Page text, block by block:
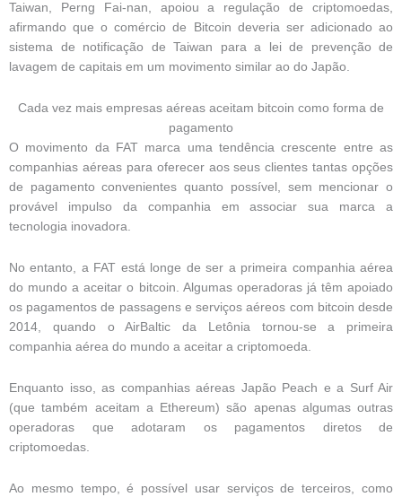
Taiwan, Perng Fai-nan, apoiou a regulação de criptomoedas,
afirmando que o comércio de Bitcoin deveria ser adicionado ao
sistema de notificação de Taiwan para a lei de prevenção de
lavagem de capitais em um movimento similar ao do Japão.
Cada vez mais empresas aéreas aceitam bitcoin como forma de
pagamento
O movimento da FAT marca uma tendência crescente entre as
companhias aéreas para oferecer aos seus clientes tantas opções
de pagamento convenientes quanto possível, sem mencionar o
provável impulso da companhia em associar sua marca a
tecnologia inovadora.
No entanto, a FAT está longe de ser a primeira companhia aérea
do mundo a aceitar o bitcoin. Algumas operadoras já têm apoiado
os pagamentos de passagens e serviços aéreos com bitcoin desde
2014, quando o AirBaltic da Letônia tornou-se a primeira
companhia aérea do mundo a aceitar a criptomoeda.
Enquanto isso, as companhias aéreas Japão Peach e a Surf Air
(que também aceitam a Ethereum) são apenas algumas outras
operadoras que adotaram os pagamentos diretos de
criptomoedas.
Ao mesmo tempo, é possível usar serviços de terceiros, como